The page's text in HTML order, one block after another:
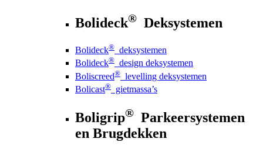
Bolideck® Deksystemen
Bolideck® deksystemen
Bolideck® design deksystemen
Boliscreed® levelling deksystemen
Bolicast® gietmassa’s
Boligrip® Parkeersystemen
en Brugdekken